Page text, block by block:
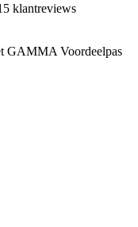
klantreviews
GAMMA Voordeelpas